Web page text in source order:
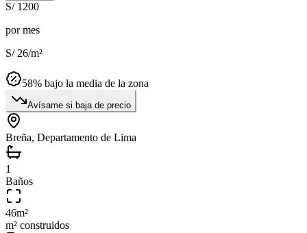
S/ 1200
por mes
S/ 26/m²
58% bajo la media de la zona
Avísame si baja de precio
Breña, Departamento de Lima
1
Baños
46m²
m² construidos